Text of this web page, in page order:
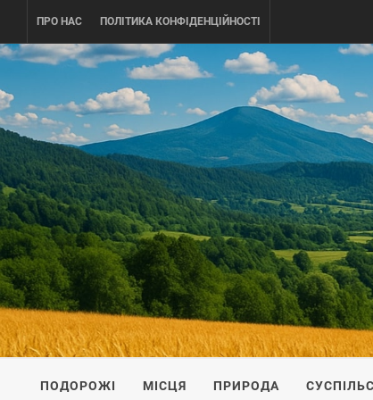
content
ПРО НАС ПОЛІТИКА КОНФІДЕНЦІЙНОСТІ
ПОДОРОЖI ПО УКРАЇНІ
ПОДОРОЖІ МІСЦЯ ПРИРОДА